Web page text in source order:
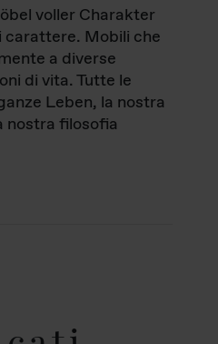
voller Charakter
carattere. Mobili che
a diverse
di vita. Tutte le
Leben, la nostra
nostra filosofia